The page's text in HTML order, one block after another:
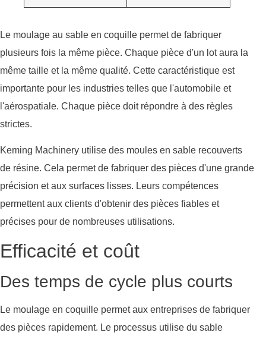
Le moulage au sable en coquille permet de fabriquer
plusieurs fois la même pièce. Chaque pièce d'un lot aura la
même taille et la même qualité. Cette caractéristique est
importante pour les industries telles que l'automobile et
l'aérospatiale. Chaque pièce doit répondre à des règles
strictes.
Keming Machinery utilise des moules en sable recouverts
de résine. Cela permet de fabriquer des pièces d'une grande
précision et aux surfaces lisses. Leurs compétences
permettent aux clients d'obtenir des pièces fiables et
précises pour de nombreuses utilisations.
Efficacité et coût
Des temps de cycle plus courts
Le moulage en coquille permet aux entreprises de fabriquer
des pièces rapidement. Le processus utilise du sable